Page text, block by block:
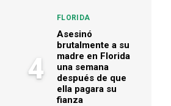
4
FLORIDA
Asesinó
brutalmente a su
madre en Florida
una semana
después de que
ella pagara su
fianza